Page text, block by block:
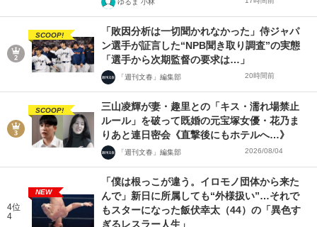
ゆるま 小林
SCOOP!
「敗因分析は一切聞かれなかった」侍ジャパ
ン選手が証言した“NPB聞き取り調査”の実態
「選手から次期監督の要求は…」
「週刊文春」編集部 20時間前
SCOOP!
三山凌輝が妻・趣里との「キス・濡れ場禁止
ルール」を破って既婚の元宝塚女優・花乃ま
りあと連日密会《直撃後にもホテルへ…》
「週刊文春」編集部 2026/08/04
4位
4
NEW
「僕は根っこが違う。イロモノ団体から来た
んで」新日に所属しても“外様扱い”…それで
もスターになった飯伏幸太（44）の「異色す
ぎるレスラー人生」